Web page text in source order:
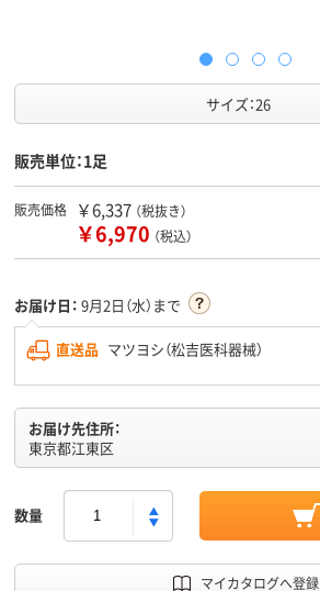
サイズ：26
販売単位：1足
販売価格 ￥6,337 （税抜き）
￥6,970 （税込）
お届け日： 9月2日（水）まで
直送品 マツヨシ（松吉医科器械）
お届け先住所：
東京都江東区
数量
マイカタログへ登録